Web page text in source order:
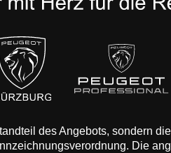
des Angebots, sondern
Die